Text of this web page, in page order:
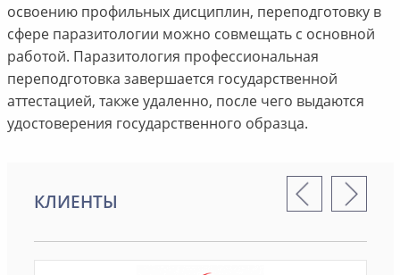
освоению профильных дисциплин, переподготовку в
сфере паразитологии можно совмещать с основной
работой. Паразитология профессиональная
переподготовка завершается государственной
аттестацией, также удаленно, после чего выдаются
удостоверения государственного образца.
КЛИЕНТЫ